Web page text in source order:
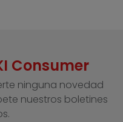
Consumer
ninguna novedad
nuestros boletines